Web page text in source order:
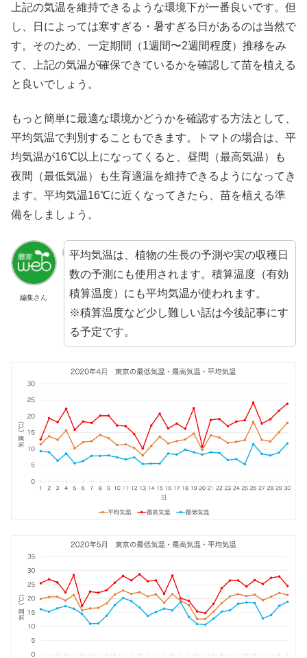
上記の気温を維持できるような環境下が一番良いです。但
し、日によっては寒すぎる・暑すぎる日があるのは当然で
す。そのため、一定期間（1週間〜2週間程度）推移をみ
て、上記の気温が確保できているかを確認して苗を植える
と良いでしょう。
もっと簡単に最適な環境かどうかを確認する方法として、
平均気温で判別することもできます。トマトの場合は、平
均気温が16℃以上になってくると、昼間（最高気温）も
夜間（最低気温）も生育適温を維持できるようになってき
ます。平均気温16℃に近くなってきたら、苗を植える準
備をしましょう。
編集さん
平均気温は、植物の生長の予測や実の収穫日
数の予測にも使用されます。積算温度（有効
積算温度）にも平均気温が使われます。
※積算温度など少し難しい話は今後記事にす
る予定です。